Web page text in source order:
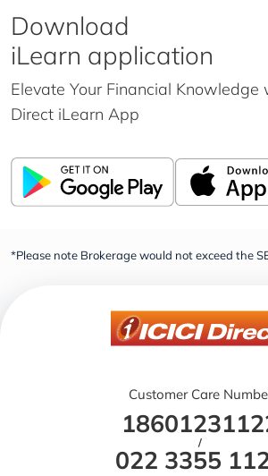
Download
iLearn application
Elevate Your Financial Knowledge
Direct iLearn App
*Please note Brokerage would not exceed the
Customer Care
/
022 3355